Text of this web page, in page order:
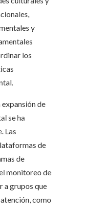
y
los
de
se ha
Las
de
de
monitoreo de
a grupos que
como